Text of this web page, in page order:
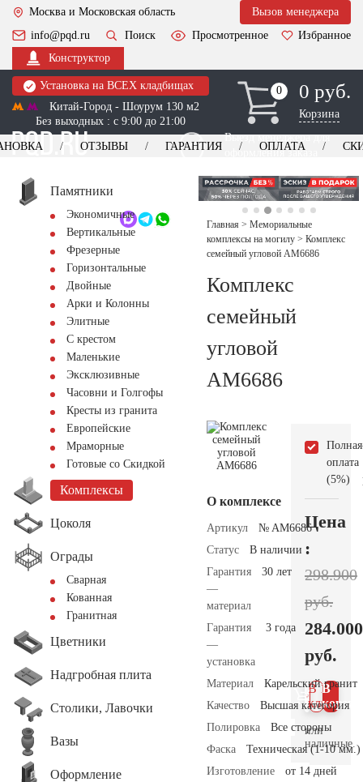
Москва и Московская область
Вызов менеджера
info@pqd.ru
Поиск Просмотренное
Избранное
Конструктор
Установка на ВСЕХ кладбищах
Китай-Город - Шоурум 130 м2
Без выходных : с 9:00 до 21:00
0
0 0 руб.
Корзина
Выезд менеджера для
оформления заказа
+7 (495) 518-44-23
Обратный звонок
ОТЗЫВЫ ГАРАНТИЯ ОПЛАТА
Памятники
Экономичные
Вертикальные
Фрезерные
Горизонтальные
Двойные
Арки и Колонны
Элитные
С крестом
Маленькие
Эксклюзивные
Часовни и Голгофы
Кресты из гранита
Европейские
Мраморные
Готовые со Скидкой
Комплексы
Цоколя
Ограды
Сварная
Кованная
Гранитная
Цветники
Надгробная плита
Столики, Лавочки
Вазы
Оформление
Главная > Мемориальные
комплексы на могилу > Комплекс
семейный угловой AM6686
Комплекс
семейный
угловой
AM6686
О комплексе
Артикул
№ AM6686
Статус
В наличии
Гарантия
—
материал
30 лет
Гарантия
—
установка
3 года
Материал
Карельский гранит
Качество
Высшая категория
Полировка
Все стороны
Фаска
Техническая (1-10 мм.)
Изготовление
от 14 дней
Полная
оплата
(5%)
Цена
:
298.900
руб.
284.000
руб.
В
В 1
клик
или
наличные.